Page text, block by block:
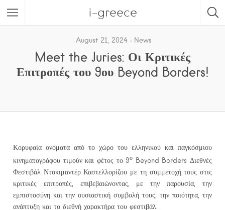
i-greece
August 21, 2024 News
Meet the Juries: Οι Κριτικές
Επιτροπές του 9ου Beyond Borders!
Κορυφαία ονόματα από το χώρο του ελληνικού και παγκόσμιου
κινηματογράφου τιμούν και φέτος το 9ο Beyond Borders Διεθνές
Φεστιβάλ Ντοκιμαντέρ Καστελλορίζου με τη συμμετοχή τους στις
κριτικές επιτροπές, επιβεβαιώνοντας, με την παρουσία, την
εμπιστοσύνη και την ουσιαστική συμβολή τους, την ποιότητα, την
ανάπτυξη και το διεθνή χαρακτήρα του φεστιβάλ.